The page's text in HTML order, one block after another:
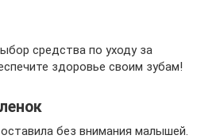
средства по уходу за
здоровье своим зубам!
без внимания малышей.